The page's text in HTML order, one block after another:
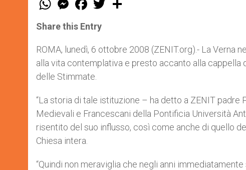
t
s
p
p
e
s
e
g
e
r
a
e
b
o
k
w
r
Share this Entry
ROMA, lunedì, 6 ottobre 2008 (ZENIT.org).- La Verna
alla vita contemplativa e presto accanto alla
delle Stimmate.
“La storia di tale istituzione – ha detto a ZENIT
Medievali e Francescani della Pontificia Università
risentito del suo influsso, così come anche di quello
Chiesa intera.
“Quindi non meraviglia che negli anni